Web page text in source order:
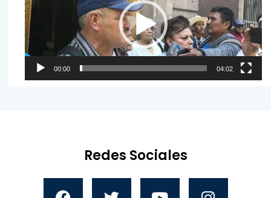
00:00 04:02
Redes Sociales